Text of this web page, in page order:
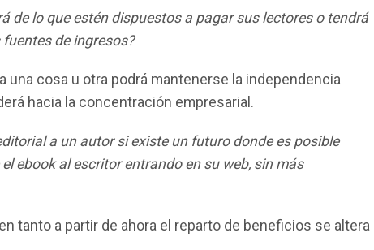
de lo que estén dispuestos a pagar sus lectores o tendrá
de ingresos?
una cosa u otra podrá mantenerse la independencia
hacia la concentración empresarial.
a un autor si existe un futuro donde es posible
ebook al escritor entrando en su web, sin más
tanto a partir de ahora el reparto de beneficios se altera